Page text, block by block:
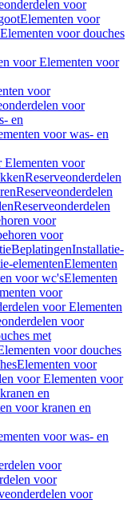
voor
Elementen voor
voor douches
voor Elementen voor
voor
voor
en
voor was- en
Elementen voor
Reserveonderdelen
Reserveonderdelen
Reserveonderdelen
voor
voor
BeplatingenInstallatie-
elementenElementen
voor wc'sElementen
voor
voor Elementen
voor
met
voor douches
Elementen voor
voor Elementen voor
en
voor kranen en
voor was- en
voor
voor
voor